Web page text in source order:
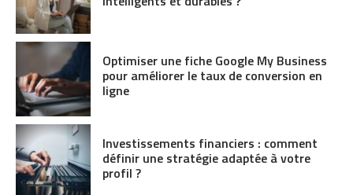
Optimiser une fiche Google My Business
pour améliorer le taux de conversion en
ligne
Investissements financiers : comment
définir une stratégie adaptée à votre
profil ?